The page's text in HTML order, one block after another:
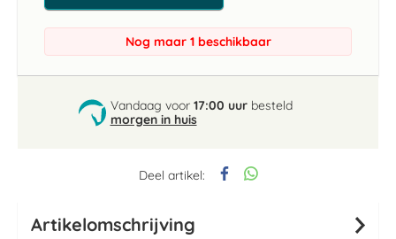
Deel artikel:
Nog maar 1 beschikbaar
Vandaag voor 17:00 uurbesteld
morgen in huis
Artikelomschrijving